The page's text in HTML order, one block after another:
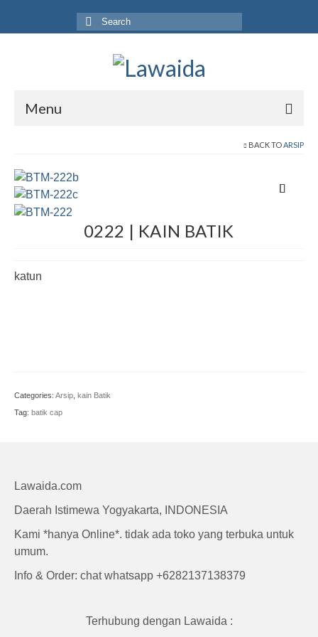
Search
for:
Menu
Produk
Koleksi
BACK TOARSIP
0222 | KAIN BATIK
katun
Categories: Arsip kain Batik
Tag: batik cap
Lawaida.com
Daerah Istimewa Yogyakarta, INDONESIA
Kami *hanya Online*. tidak ada toko yang terbuka untuk
umum.
Info & Order: chat whatsapp +6282137138379
Terhubung dengan Lawaida :